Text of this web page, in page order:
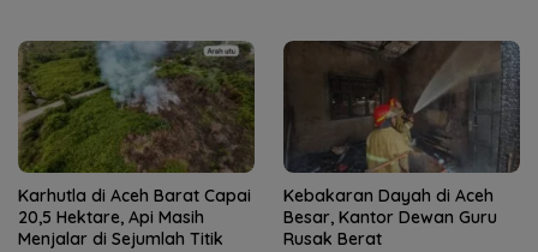
Karhutla di Aceh Barat Capai
20,5 Hektare, Api Masih
Menjalar di Sejumlah Titik
Kebakaran Dayah di Aceh
Besar, Kantor Dewan Guru
Rusak Berat